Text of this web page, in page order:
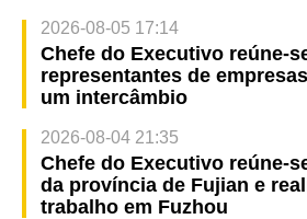
2026-08-05 17:14
Chefe do Executivo reúne-
representantes de
um intercâmbio
2026-08-04 21:35
Chefe do Executivo reúne-
da província de Fujian e
trabalho em Fuzhou